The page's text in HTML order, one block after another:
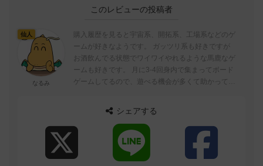
このレビューの投稿者
仙人
なるみ
購入履歴を見ると宇宙系、開拓系、工場系などのゲ
ームが好きなようです。 ガッツリ系も好きですが
お酒飲んでる状態でワイワイやれるような馬鹿なゲ
ームも好きです。 月に3‐4回身内で集まってボード
ゲームしてるので、遊べる機会が多くて助かってお
シェアする